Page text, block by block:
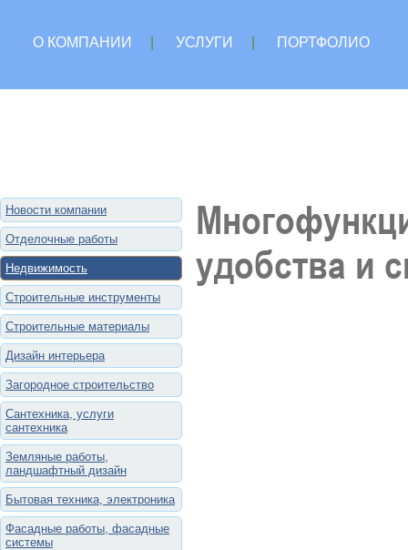
О КОМПАНИИ УСЛУГИ
ПОРТФОЛИО
Новости компании
Отделочные работы
Недвижимость
Строительные инструменты
Строительные материалы
Дизайн интерьера
Загородное строительство
Сантехника, услуги
сантехника
Земляные работы,
ландшафтный дизайн
Бытовая техника, электроника
Фасадные работы, фасадные
системы
удобства и